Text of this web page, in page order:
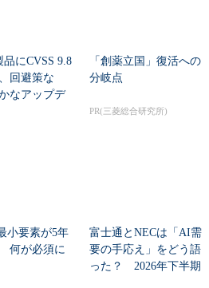
品にCVSS 9.8
回避策な
なアップデ
「創薬立国」復活への
分岐点
PR(三菱総合研究所)
小要素が5年
何が必須に
富士通とNECは「AI需
要の手応え」をどう語
った？ 2026年下半期